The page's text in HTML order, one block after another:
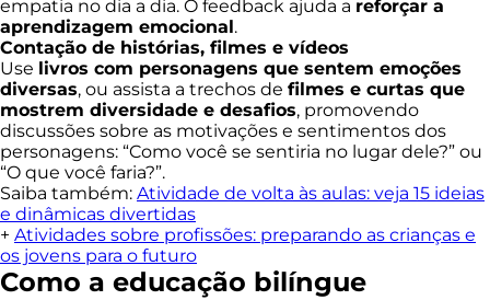
empatia no dia a dia. O feedback ajuda a reforçar a
aprendizagem emocional.
Contação de histórias, filmes e vídeos
Use livros com personagens que sentem emoções
diversas, ou assista a trechos de filmes e curtas que
mostrem diversidade e desafios, promovendo
discussões sobre as motivações e sentimentos dos
personagens: “Como você se sentiria no lugar dele?” ou
“O que você faria?”.
Saiba também: Atividade de volta às aulas: veja 15 ideias
e dinâmicas divertidas
+ Atividades sobre profissões: preparando as crianças e
os jovens para o futuro
Como a educação bilíngue